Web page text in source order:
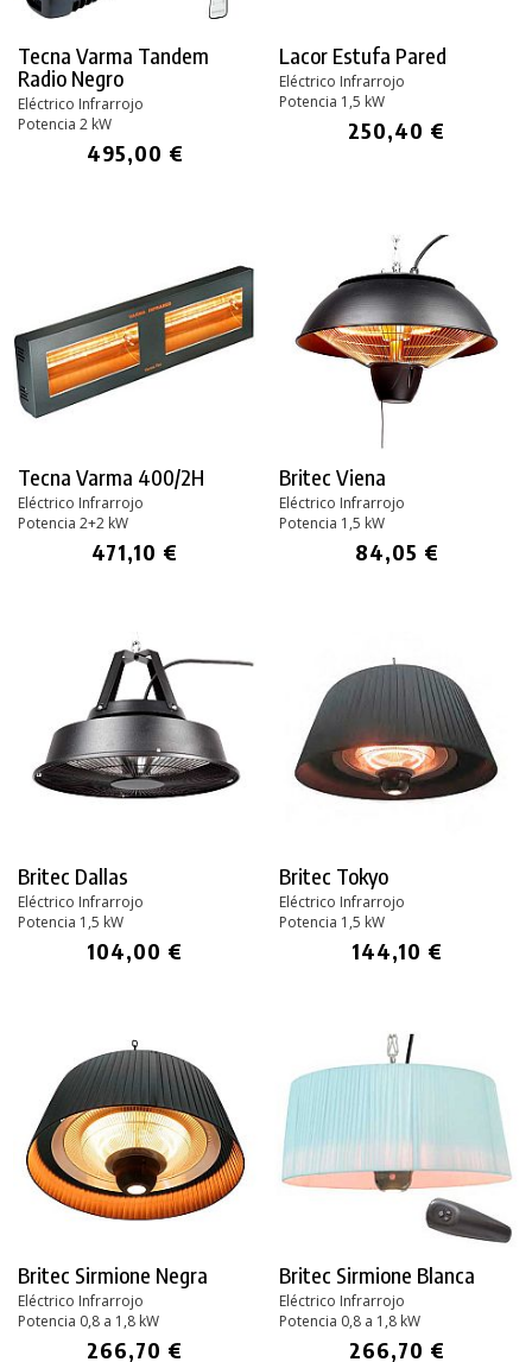
Tecna Varma Tandem
Radio Negro
Eléctrico Infrarrojo
Potencia 2 kW
495,00 €
Lacor Estufa Pared
Eléctrico Infrarrojo
Potencia 1,5 kW
250,40 €
Tecna Varma 400/2H
Eléctrico Infrarrojo
Potencia 2+2 kW
471,10 €
Britec Viena
Eléctrico Infrarrojo
Potencia 1,5 kW
84,05 €
Britec Dallas
Eléctrico Infrarrojo
Potencia 1,5 kW
104,00 €
Britec Tokyo
Eléctrico Infrarrojo
Potencia 1,5 kW
144,10 €
Britec Sirmione Negra
Eléctrico Infrarrojo
Potencia 0,8 a 1,8 kW
266,70 €
Britec Sirmione Blanca
Eléctrico Infrarrojo
Potencia 0,8 a 1,8 kW
266,70 €